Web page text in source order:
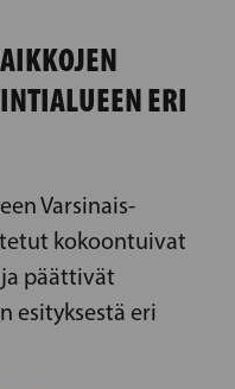
ERI
Varsinais-
kokoontuivat
päättivät
esityksestä eri